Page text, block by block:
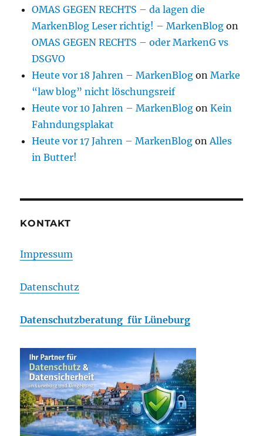
OMAS GEGEN RECHTS – da lagen die
MarkenBlog Leser richtig! – MarkenBlog on
OMAS GEGEN RECHTS – oder MarkenG vs
DSGVO
Heute vor 18 Jahren – MarkenBlog onMarke
“law blog” nicht löschungsreif
Heute vor 10 Jahren – MarkenBlog onKein
Fahndungsplakat
Heute vor 17 Jahren – MarkenBlog onAlles
in Butter!
KONTAKT
Impressum
Datenschutz
Datenschutzberatung für Lüneburg